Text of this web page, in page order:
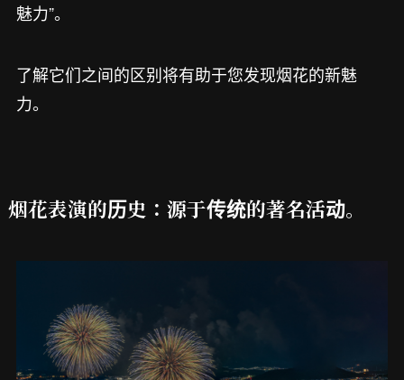
魅力”。
了解它们之间的区别将有助于您发现烟花的新魅
力。
烟花表演的历史：源于传统的著名活动。